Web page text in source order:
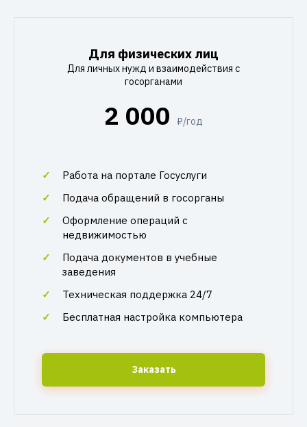
Для физических лиц
Для личных нужд и взаимодействия с
госорганами
2 000 ₽/год
Работа на портале Госуслуги
Подача обращений в госорганы
Оформление операций с
недвижимостью
Подача документов в учебные
заведения
Техническая поддержка 24/7
Бесплатная настройка компьютера
Заказать